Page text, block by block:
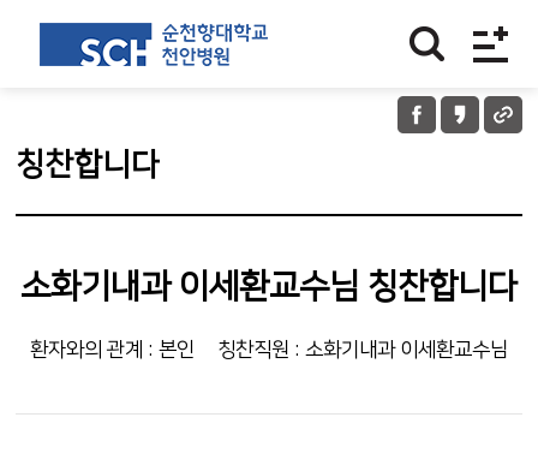
칭찬합니다
소화기내과 이세환교수님 칭찬합니다
환자와의 관계 : 본인 칭찬직원 : 소화기내과 이세환교수님